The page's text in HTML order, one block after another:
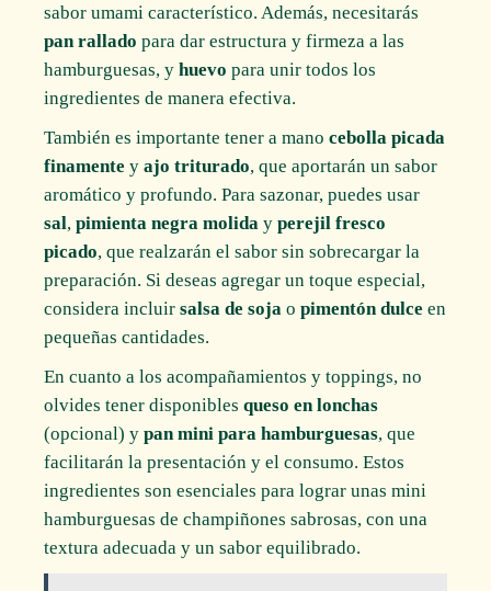
sabor umami característico. Además, necesitarás
pan rallado para dar estructura y firmeza a las
hamburguesas, yhuevo para unir todos los
ingredientes de manera efectiva.
También es importante tener a manocebolla picada
finamente yajo triturado, que aportarán un sabor
aromático y profundo. Para sazonar, puedes usar
sal,pimienta negra molida yperejil fresco
picado, que realzarán el sabor sin sobrecargar la
preparación. Si deseas agregar un toque especial,
considera incluirsalsa de soja opimentón dulce en
pequeñas cantidades.
En cuanto a los acompañamientos y toppings, no
olvides tener disponiblesqueso en lonchas
(opcional) ypan mini para hamburguesas, que
facilitarán la presentación y el consumo. Estos
ingredientes son esenciales para lograr unas mini
hamburguesas de champiñones sabrosas, con una
textura adecuada y un sabor equilibrado.